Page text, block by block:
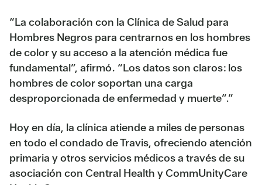
“La colaboración con la Clínica de Salud para
Hombres Negros para centrarnos en los hombres
de color y su acceso a la atención médica fue
fundamental”, afirmó. “Los datos son claros: los
hombres de color soportan una carga
desproporcionada de enfermedad y muerte”.”
Hoy en día, la clínica atiende a miles de personas
en todo el condado de Travis, ofreciendo atención
primaria y otros servicios médicos a través de su
asociación con Central Health y CommUnityCare